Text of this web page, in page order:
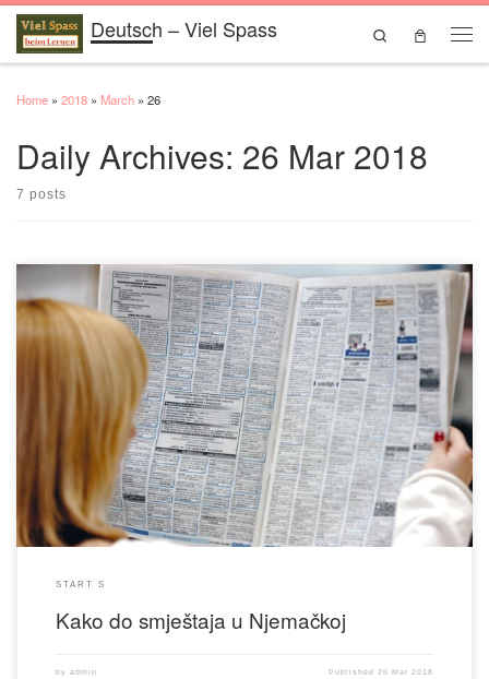
Skip to contentDeutsch – Viel Spass
Search
Home » 2018 » March » 26
Daily Archives: 26 Mar 2018
7 posts
Traženje stana U mnogim novinama postoje oglasi za stanove. Oglasi za stan
mogu se pronaći i na internetskim stranicama novina. Na internetu postoje i
stranice s nekretninama. U traženju vam često može pomoći i služba za stambene
poslove vašeg grada ili općine. U traženju vam u tom slučaju može
pomoći posrednik […]
START S
Kako do smještaja u Njemačkoj
by admin Published26 Mar 2018